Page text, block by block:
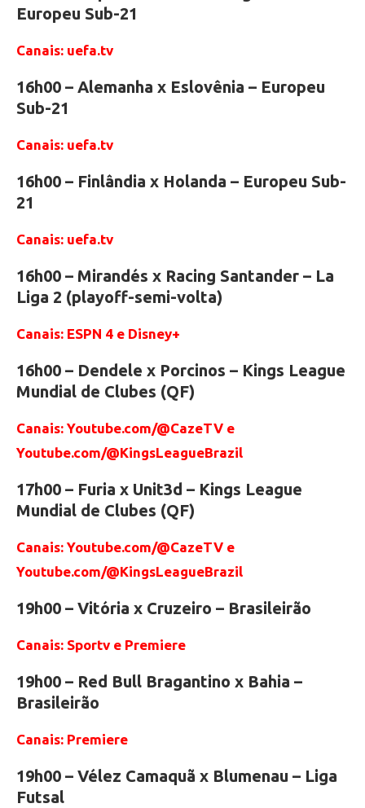
Europeu Sub-21
Canais: uefa.tv
16h00 – Alemanha x Eslovênia – Europeu
Sub-21
Canais: uefa.tv
16h00 – Finlândia x Holanda – Europeu Sub-
21
Canais: uefa.tv
16h00 – Mirandés x Racing Santander – La
Liga 2 (playoff-semi-volta)
Canais: ESPN 4 e Disney+
16h00 – Dendele x Porcinos – Kings League
Mundial de Clubes (QF)
Canais: Youtube.com/@CazeTV e
Youtube.com/@KingsLeagueBrazil
17h00 – Furia x Unit3d – Kings League
Mundial de Clubes (QF)
Canais: Youtube.com/@CazeTV e
Youtube.com/@KingsLeagueBrazil
19h00 – Vitória x Cruzeiro – Brasileirão
Canais: Sportv e Premiere
19h00 – Red Bull Bragantino x Bahia –
Brasileirão
Canais: Premiere
19h00 – Vélez Camaquã x Blumenau – Liga
Futsal